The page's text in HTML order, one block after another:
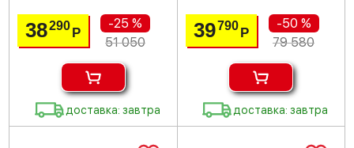
38290Р
-25 %
51 050
доставка: завтра
39790 Р
-50 %
79 580
доставка: завтра